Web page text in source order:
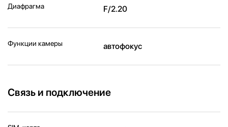
Диафрагма F/2.20
Функции камеры автофокус
Связь и подключение